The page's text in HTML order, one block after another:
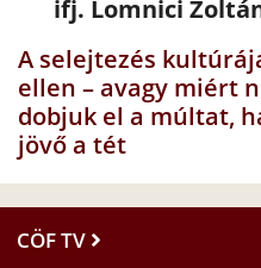
ifj. Lomnici
A selejtezés
ellen – avagy miért
dobjuk el a múltat,
jövő a tét
CÖF TV